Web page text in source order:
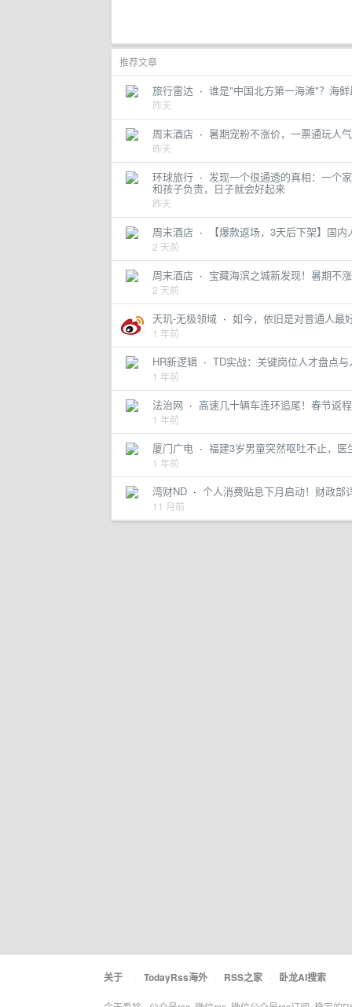
推荐文章
旅行雷达 · 谁是"中国北方第一海滩"？海
昨天
周末酒店 · 暑期宠粉不涨价，一票通玩人
昨天
环球旅行 · 发现一个很通透的真相：一个
和孩子负责，日子就会好起来
昨天
周末酒店 · 【爆款返场，3天后下架】国
2 天前
周末酒店 · 宝藏海滨之城新发现！暑期不
2 天前
天玑-无极领域 · 如今，依旧是对普通人最
1 年前
HR新逻辑 · TD实战：关键岗位人才盘点
1 年前
法治网 · 高速几十辆车连环追尾！春节返
1 年前
厦门广电 · 福建3岁男童突然呕吐不止，
1 年前
湾财ND · 个人消费贴息下月启动！财政部
11 月前
关于 · TodayRss海外 · RSS之家 · 卧龙AI搜索